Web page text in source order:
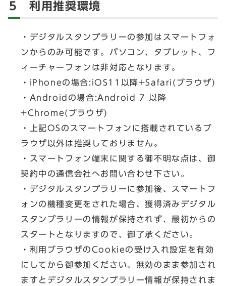
5 利用推奨環境
・デジタルスタンプラリーの参加はスマートフォ
ンからのみ可能です。パソコン、タブレット、フ
ィーチャーフォンは非対応となります。
・iPhoneの場合:iOS11以降+Safari(ブラウザ)
・Androidの場合:Android 7 以降
+Chrome(ブラウザ)
・上記OSのスマートフォンに搭載されているブ
ラウザ以外は推奨しておりません。
・スマートフォン端末に関する御不明な点は、御
契約中の通信会社へお問い合わせ下さい。
・デジタルスタンプラリーに参加後、スマートフ
ォンの機種変更をされた場合、獲得済みデジタル
スタンプラリーの情報が保持されず、最初からの
スタートとなりますので、御了承ください。
・利用ブラウザのCookieの受け入れ設定を有効
にしてから御参加ください。無効のまま参加され
ますとデジタルスタンプラリー情報が保持されま